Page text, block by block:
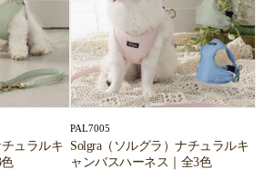
ュラルキ
PAL7005
Solgra（ソルグラ）ナチュラルキ
ャンバスハーネス｜全3色